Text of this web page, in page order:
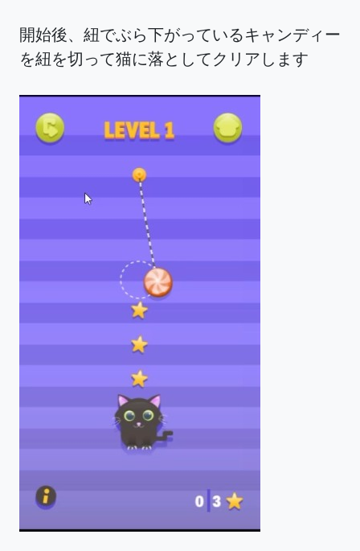
開始後、紐でぶら下がっているキャンディー
を紐を切って猫に落としてクリアします